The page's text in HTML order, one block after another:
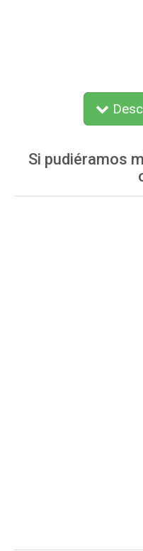
Si pudiéramos